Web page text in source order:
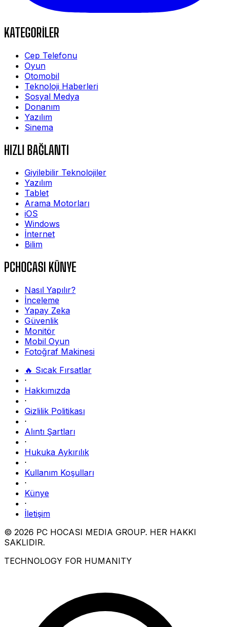
KATEGORİLER
Cep Telefonu
Oyun
Otomobil
Teknoloji Haberleri
Sosyal Medya
Donanım
Yazılım
Sinema
HIZLI BAĞLANTI
Giyilebilir Teknolojiler
Yazılım
Tablet
Arama Motorları
iOS
Windows
İnternet
Bilim
PCHOCASI KÜNYE
Nasıl Yapılır?
İnceleme
Yapay Zeka
Güvenlik
Monitör
Mobil Oyun
Fotoğraf Makinesi
🔥 Sıcak Fırsatlar
·
Hakkımızda
·
Gizlilik Politikası
·
Alıntı Şartları
·
Hukuka Aykırılık
·
Kullanım Koşulları
·
Künye
·
İletişim
© 2026 PC HOCASI MEDIA GROUP. HER HAKKI
SAKLIDIR.
TECHNOLOGY FOR HUMANITY